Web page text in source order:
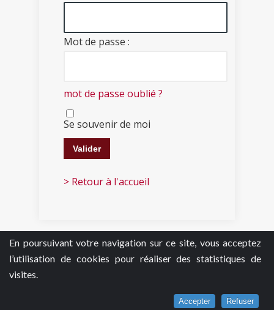
En poursuivant votre navigation sur ce site, vous acceptez
l’utilisation de cookies pour réaliser des statistiques de
visites.
Accepter Refuser
Mot de passe :
mot de passe oublié ?
Se souvenir de moi
> Retour à l'accueil